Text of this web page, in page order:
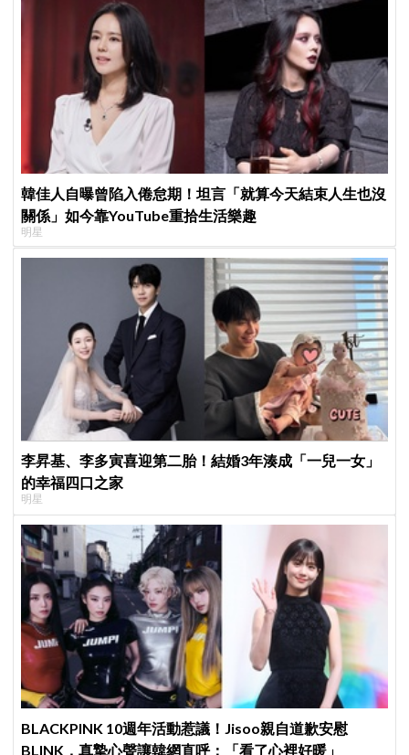
韓佳人自曝曾陷入倦怠期！坦言「就算今天結束人生也沒
關係」如今靠YouTube重拾生活樂趣
明星
李昇基、李多寅喜迎第二胎！結婚3年湊成「一兒一女」
的幸福四口之家
明星
BLACKPINK 10週年活動惹議！Jisoo親自道歉安慰
BLINK，真摯心聲讓韓網直呼：「看了心裡好暖」